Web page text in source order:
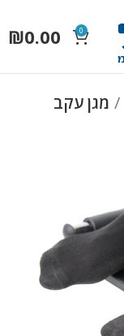
0
₪0.00
מגן עקב